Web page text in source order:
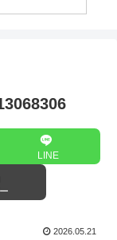
LINE
2026.05.21